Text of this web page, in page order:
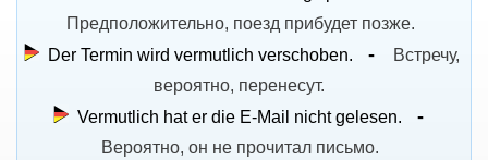
Предположительно, поезд прибудет позже.
Der Termin wird vermutlich verschoben.
Встречу,
вероятно, перенесут.
Vermutlich hat er die E-Mail nicht gelesen.
Вероятно, он не прочитал письмо.